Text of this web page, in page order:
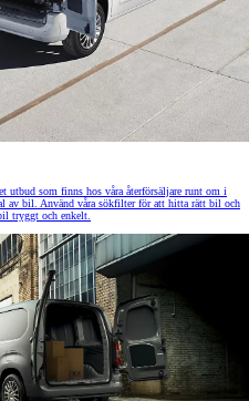
utbud som finns hos våra återförsäljare runt om i
av bil. Använd våra sökfilter för att hitta rätt bil och
tryggt och enkelt.